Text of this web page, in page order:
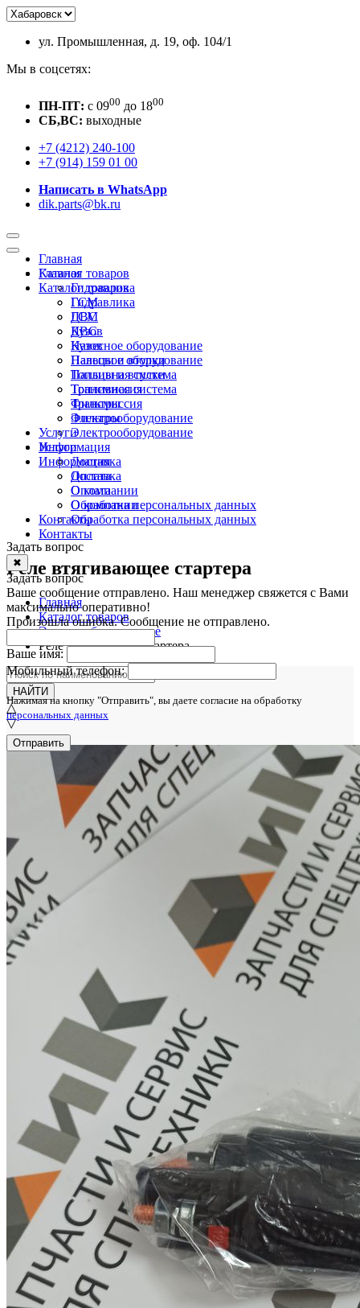
ул. Промышленная, д. 19, оф. 104/1
Мы в соцсетях:
ПН-ПТ: c 0900 до 1800
СБ,ВС: выходные
+7 (4212) 240-100
+7 (914) 159 01 00
Написать в WhatsApp
dik.parts@bk.ru
Главная
Каталог товаров
Гидравлика
ГСМ
ДВС
Кузов
Навесное оборудование
Пальцы и втулки
Топливная система
Трансмиссия
Фильтры
Электрооборудование
Услуги
Информация
Доставка
Оплата
О компании
Обработка персональных данных
Контакты
Задать вопрос
✖
Задать вопрос
Ваше сообщение отправлено. Наш менеджер свяжется с Вами
максимально оперативно!
Произошла ошибка. Сообщение не отправлено.
Ваше имя:
Мобильный телефон:
Нажимая на кнопку "Отправить", вы даете согласие на обработку
персональных данных
Отправить
Главная
Каталог товаров
Гидравлика
ГСМ
ДВС
Кузов
Навесное оборудование
Пальцы и втулки
Топливная система
Трансмиссия
Фильтры
Электрооборудование
Услуги
Информация
Доставка
Оплата
О компании
Обработка персональных данных
Контакты
Реле втягивающее стартера
Главная
Каталог товаров
Электрооборудование
Реле втягивающее стартера
НАЙТИ
△
▽